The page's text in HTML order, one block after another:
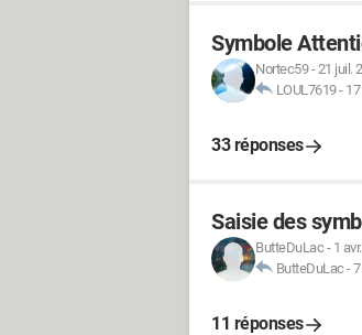
Symbole
Nortec59-21 juil.
LOUL7619-
33 réponses
Saisie des
ButteDuLac - 1
ButteDuLac -
11 réponses